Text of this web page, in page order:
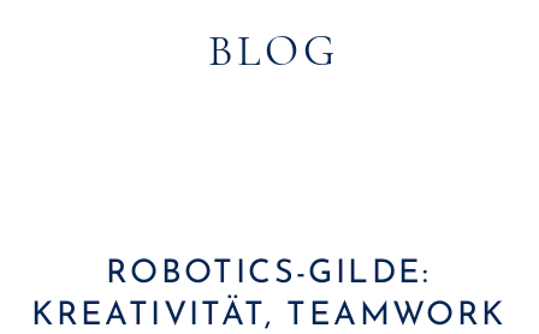
BLOG
ROBOTICS-GILDE:
KREATIVITÄT, TEAMWORK